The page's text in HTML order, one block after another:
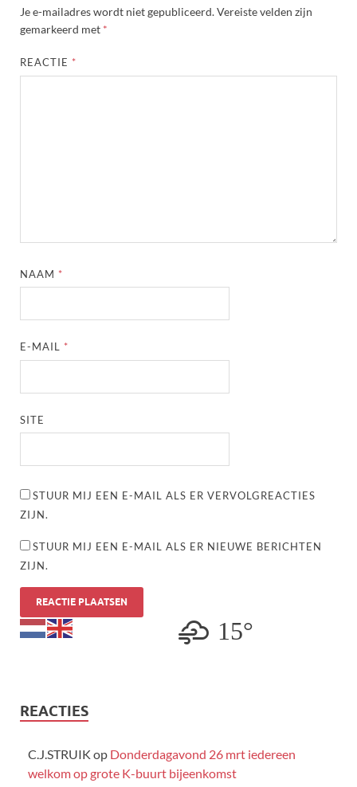
Je e-mailadres wordt niet gepubliceerd.Vereiste velden zijn
gemarkeerd met *
REACTIE *
NAAM *
E-MAIL *
SITE
STUUR MIJ EEN E-MAIL ALS ER VERVOLGREACTIES
ZIJN.
STUUR MIJ EEN E-MAIL ALS ER NIEUWE BERICHTEN
ZIJN.
15°
REACTIES
C.J.STRUIK op Donderdagavond 26 mrt iedereen
welkom op grote K-buurt bijeenkomst